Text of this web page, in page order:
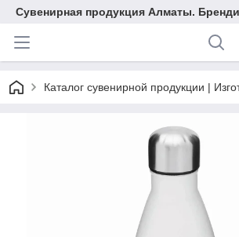
Сувенирная продукция Алматы.
Каталог сувенирной продукции |